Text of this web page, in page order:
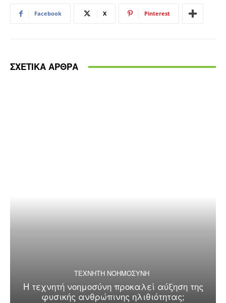
Facebook X Pinterest
ΣΧΕΤΙΚΑ ΑΡΘΡΑ
ΤΕΧΝΗΤΗ ΝΟΗΜΟΣΥΝΗ
Η τεχνητή νοημοσύνη προκαλεί αύξηση της
φυσικής ανθρώπινης ηλιθιότητας;